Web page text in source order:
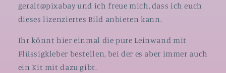
geralt@pixabay und ich freue mich, dass ich euch
dieses lizenziertes Bild anbieten kann.
Ihr könnt hier einmal die pure Leinwand mit
Flüssigkleber bestellen, bei der es aber immer auch
ein Kit mit dazu gibt.